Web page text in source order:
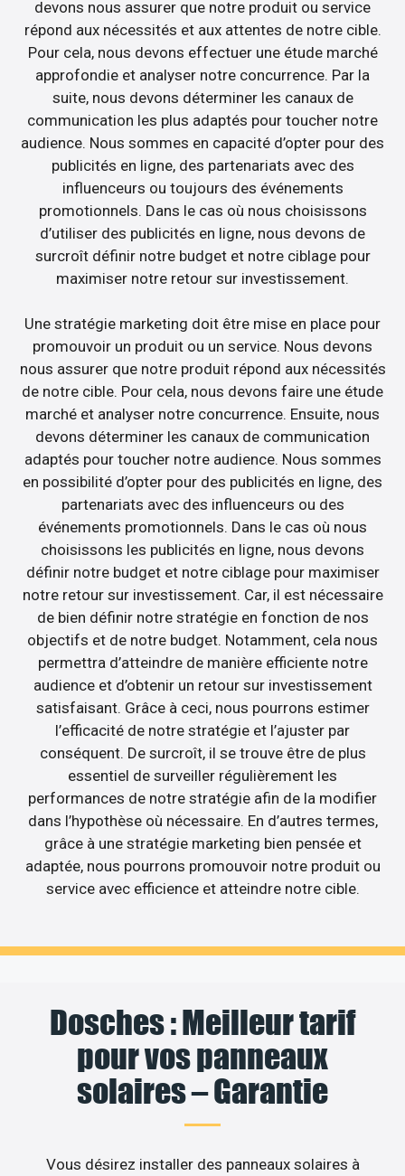
devons nous assurer que notre produit ou service
répond aux nécessités et aux attentes de notre cible.
Pour cela, nous devons effectuer une étude marché
approfondie et analyser notre concurrence. Par la
suite, nous devons déterminer les canaux de
communication les plus adaptés pour toucher notre
audience. Nous sommes en capacité d’opter pour des
publicités en ligne, des partenariats avec des
influenceurs ou toujours des événements
promotionnels. Dans le cas où nous choisissons
d’utiliser des publicités en ligne, nous devons de
surcroît définir notre budget et notre ciblage pour
maximiser notre retour sur investissement.
Une stratégie marketing doit être mise en place pour
promouvoir un produit ou un service. Nous devons
nous assurer que notre produit répond aux nécessités
de notre cible. Pour cela, nous devons faire une étude
marché et analyser notre concurrence. Ensuite, nous
devons déterminer les canaux de communication
adaptés pour toucher notre audience. Nous sommes
en possibilité d’opter pour des publicités en ligne, des
partenariats avec des influenceurs ou des
événements promotionnels. Dans le cas où nous
choisissons les publicités en ligne, nous devons
définir notre budget et notre ciblage pour maximiser
notre retour sur investissement. Car, il est nécessaire
de bien définir notre stratégie en fonction de nos
objectifs et de notre budget. Notamment, cela nous
permettra d’atteindre de manière efficiente notre
audience et d’obtenir un retour sur investissement
satisfaisant. Grâce à ceci, nous pourrons estimer
l’efficacité de notre stratégie et l’ajuster par
conséquent. De surcroît, il se trouve être de plus
essentiel de surveiller régulièrement les
performances de notre stratégie afin de la modifier
dans l’hypothèse où nécessaire. En d’autres termes,
grâce à une stratégie marketing bien pensée et
adaptée, nous pourrons promouvoir notre produit ou
service avec efficience et atteindre notre cible.
Dosches : Meilleur tarif
pour vos panneaux
solaires – Garantie
Vous désirez installer des panneaux solaires à